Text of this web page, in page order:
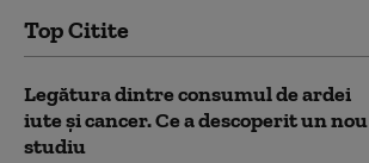
Top Citite
Legătura dintre consumul de ardei
iute și cancer. Ce a descoperit un nou
studiu